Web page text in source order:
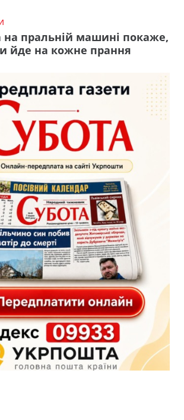
пральній машині покаже,
йде на кожне прання